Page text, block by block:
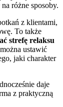
różne sposoby.
z klientami,
To także
strefę relaksu
ustawić
jaki charakter
daje
z praktyczną